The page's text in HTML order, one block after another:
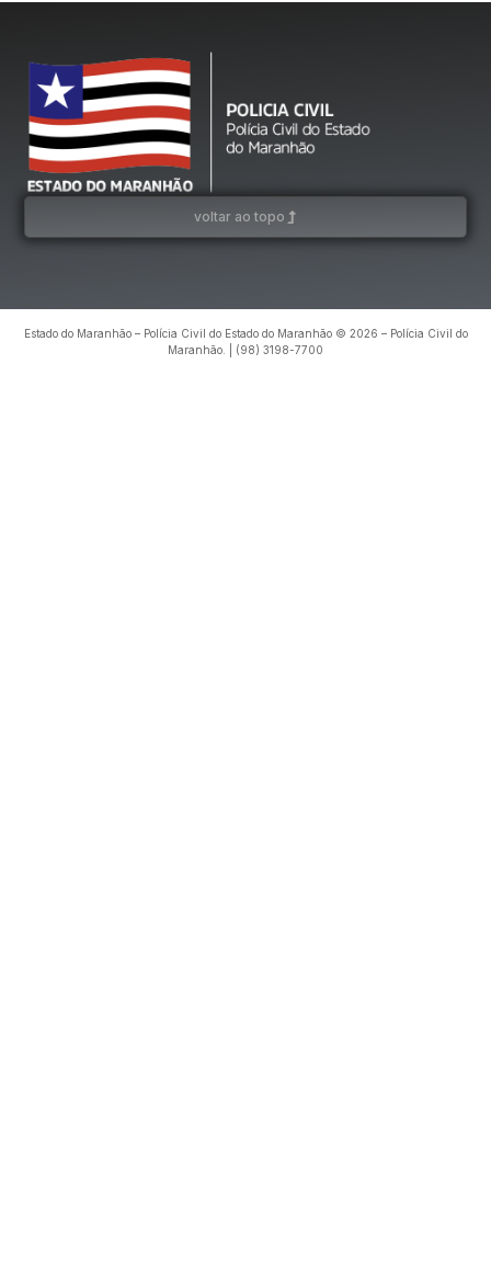
voltar ao topo
Estado do Maranhão – Polícia Civil do Estado do Maranhão © 2026 – Polícia Civil do
Maranhão. | (98) 3198-7700